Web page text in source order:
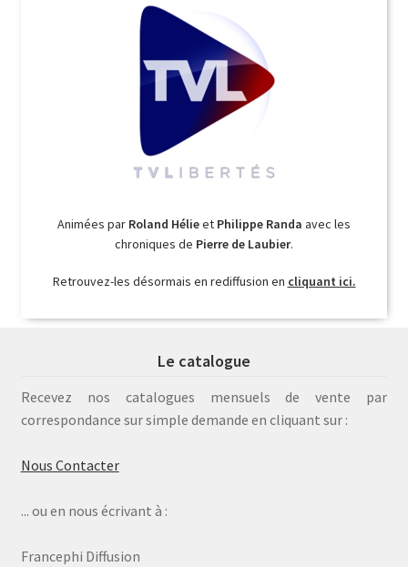
Animées par Roland Hélieet Philippe Randa avec les
chroniques de Pierre de Laubier.
Retrouvez-les désormais en rediffusion en cliquant ici.
Le catalogue
Recevez nos catalogues mensuels de vente par
correspondance sur simple demande en cliquant sur :
Nous Contacter
... ou en nous écrivant à :
Francephi Diffusion